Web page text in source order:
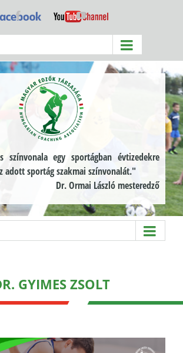
Facebook YouTube
színvonala egy sportágban évtizedekre
adott sportág szakmai színvonalát."
Dr. Ormai László mesteredző
GYIMES ZSOLT